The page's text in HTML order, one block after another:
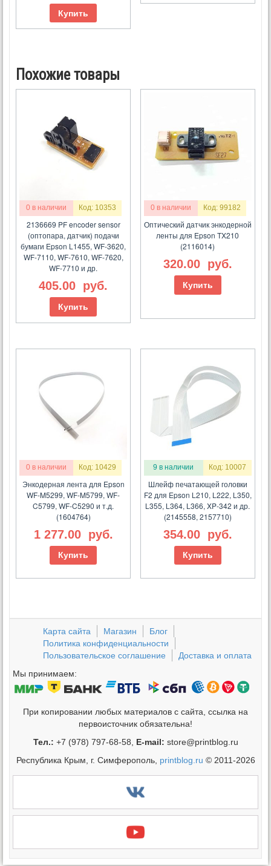
Купить
Похожие товары
0 в наличии Код: 10353
2136669 PF encoder sensor
(оптопара, датчик) подачи
бумаги Epson L1455, WF-3620,
WF-7110, WF-7610, WF-7620,
WF-7710 и др.
405.00 руб.
Купить
0 в наличии Код: 99182
Оптический датчик энкодерной
ленты для Epson TX210
(2116014)
320.00 руб.
Купить
0 в наличии Код: 10429
Энкодерная лента для Epson
WF-M5299, WF-M5799, WF-
C5799, WF-C5290 и т.д.
(1604764)
1 277.00 руб.
Купить
9 в наличии Код: 10007
Шлейф печатающей головки
F2 для Epson L210, L222, L350,
L355, L364, L366, XP-342 и др.
(2145558, 2157710)
354.00 руб.
Купить
Карта сайта Магазин
Блог
Политика конфиденциальности
Пользовательское соглашение
Доставка и оплата
Мы принимаем:
При копировании любых материалов с сайта, ссылка на
первоисточник обязательна!
Тел.: +7 (978) 797-68-58, E-mail: store@printblog.ru
Республика Крым, г. Симферополь, printblog.ru © 2011-2026